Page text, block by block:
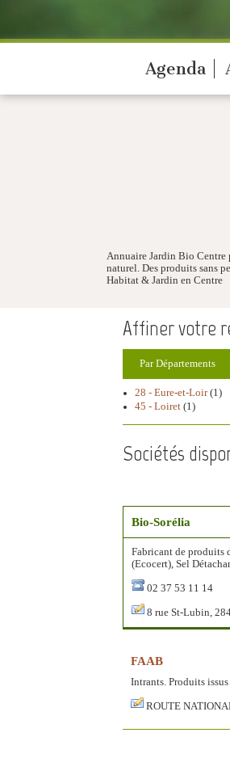
Agenda
Annuaire Jardin Bio Centre
naturel. Des produits sans
Habitat & Jardin en Centre
Affiner votre
Par Départements
28 - Eure-et-Loir(1)
45 - Loiret (1)
Sociétés
Bio-Sorélia
Fabricant de produits
(Ecocert), Sel
02 37 53 11 14
8 rue St-Lubin,
FAAB
Intrants. Produits
ROUTE